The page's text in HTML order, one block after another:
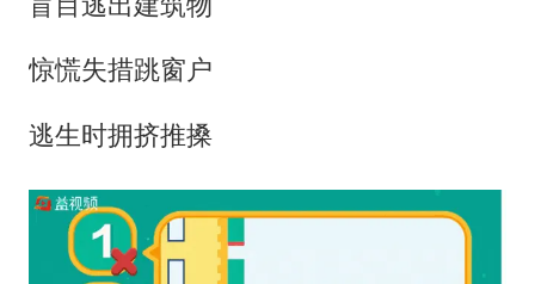
惊慌失措跳窗户
逃生时拥挤推搡